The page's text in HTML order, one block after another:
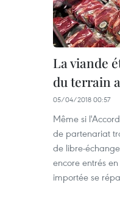
La viande
du terrain
05/04/2018 00:57
Même si
de partenariat
de libre-
encore entrés
importée se